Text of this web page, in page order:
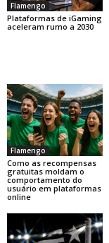
Flamengo
Plataformas de iGaming
aceleram rumo a 2030
Flamengo
Como as recompensas
gratuitas moldam o
comportamento do
usuário em plataformas
online